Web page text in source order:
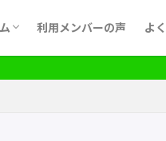
利用メンバーの声 よ